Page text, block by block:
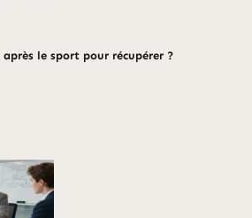
le sport pour récupérer ?